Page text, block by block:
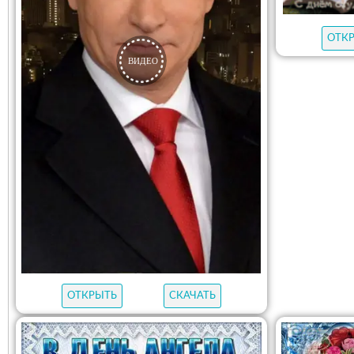
ОТКРЫТЬ СКАЧАТЬ